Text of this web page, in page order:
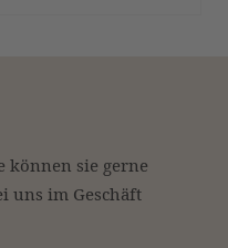
können sie gerne
uns im Geschäft